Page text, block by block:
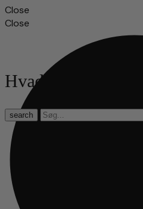
Close
Close
Hvad leder du efter?
search